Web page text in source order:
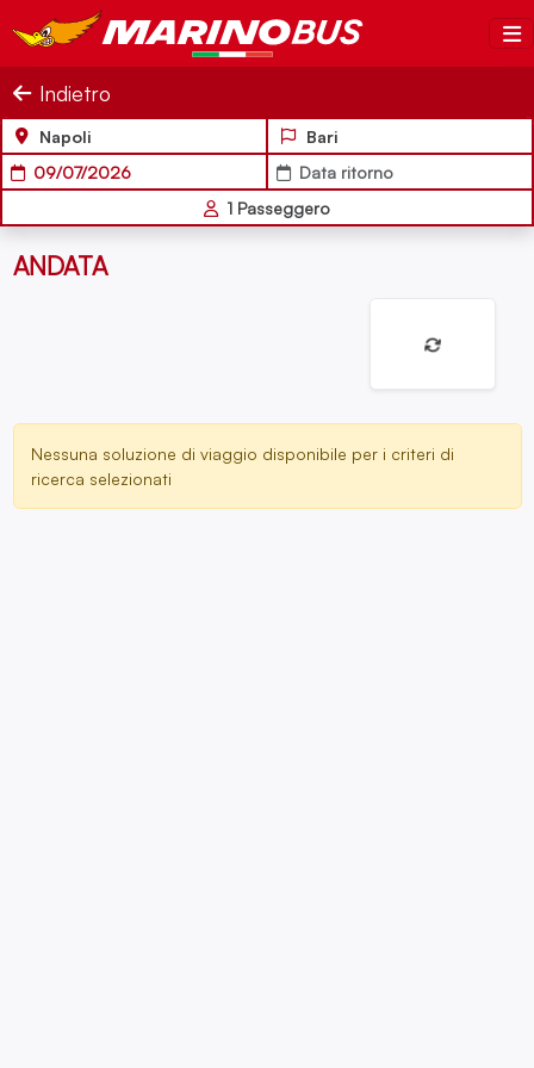
Salta al contenuto
MarinoBus
Indietro
Napoli
Bari
09/07/2026
Data ritorno
1 Passeggero
ANDATA
Nessuna soluzione di viaggio disponibile per i criteri di
ricerca selezionati